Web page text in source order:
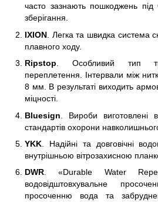
часто зазнають пошкоджень під
зберігання.
IXION . Легка та швидка система
плавного ходу.
Ripstop. Особливий тип
переплетення. Інтервали між
8 мм. В результаті виходить
міцності.
Bluesign . Вироби виготовлені
стандартів охорони
YKK . Надійні та довговічні
внутрішньою вітрозахисною
DWR. «Durable Water
водовідштовхувальне
просоченню вода та